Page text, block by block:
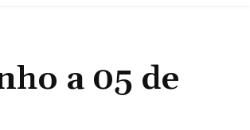
a 05 de